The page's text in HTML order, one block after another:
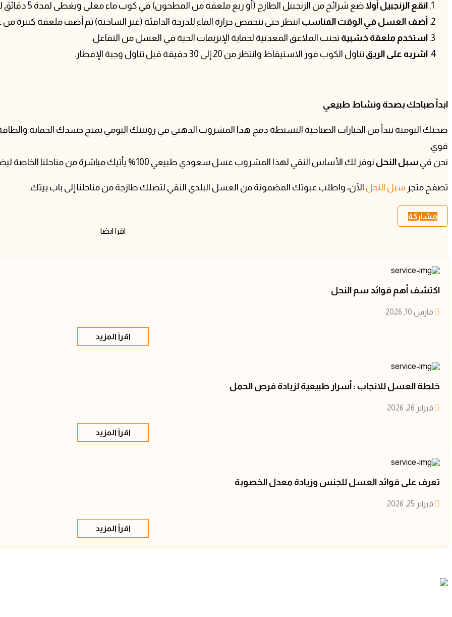
انقع الزنجبيل أولا ضع شرائح من الزنجبيل الطازج (أو ربع ملعقة من المطحون) في كوب ماء مغلي ويغطى لمدة 5 دقائق للاستفادة من الزيوت الطيارة.
أضف العسل في الوقت المناسب انتظر حتى تنخفض حرارة الماء للدرجة الدافئة (غير الساخنة) ثم أضف ملعقة كبيرة
استخدم ملعقة خشبية تجنب الملاعق المعدنية لحماية الإنزيمات الحية في العسل من التفاعل.
اشربه على الريق تناول الكوب فور الاستيقاظ وانتظر من 20 إلى 30 دقيقة قبل تناول وجبة الإفطار.
ابدأ صباحك بصحة ونشاط طبيعي
صحتك اليومية تبدأ من الخيارات الصباحية البسيطة دمج هذا المشروب الذهبي في روتينك اليومي يمنح جسدك الحماية
قوي.
نحن في سبل النحل نوفر لك الأساس النقي لهذا المشروب عسل سعودي طبيعي 100% يأتيك مباشرة من مناحلنا الخاصة ليضمن لك ولأسرتك جودة شفائية حقيقية تجدها في كل قطرة.
تصفح متجر سبل النحل الآن، واطلب عبوتك المضمونة من العسل البلدي النقي لتصلك طازجة من مناحلنا إلى باب بيتك.
مشاركة
اقرا ايضا
اكتشف أهم فوائد سم النحل
مارس 10, 2026
اقرأ المزيد
خلطة العسل للانجاب : أسرار طبيعية لزيادة فرص الحمل
فبراير 26, 2026
اقرأ المزيد
تعرف على فوائد العسل للجنس وزيادة معدل الخصوبة
فبراير 25, 2026
اقرأ المزيد